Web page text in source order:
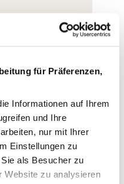
für Präferenzen,
Informationen auf Ihrem
und Ihre
nur mit Ihrer
Einstellungen zu
als Besucher zu
Website zu analysieren